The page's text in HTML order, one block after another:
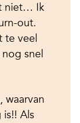
niet… Ik
out.
te veel
snel
waarvan
Als